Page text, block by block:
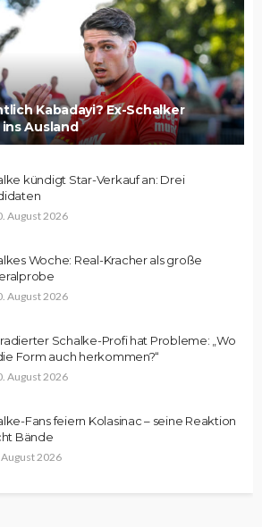
Kabadayi? Ex-Schalker
Ausland
kündigt Star-Verkauf an: Drei
August 2026
Woche: Real-Kracher als große
August 2026
Schalke-Profi hat Probleme: „Wo
Form auch herkommen?“
August 2026
Fans feiern Kolasinac – seine Reaktion
Bände
August 2026